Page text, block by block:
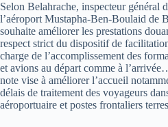
Selon Belahrache, inspecteur général
l’aéroport Mustapha-Ben-Boulaid de
souhaite améliorer les prestations
respect strict du dispositif de
charge de l’accomplissement des
et avions au départ comme à
note vise à améliorer l’accueil
délais de traitement des voyageurs
aéroportuaire et postes frontaliers